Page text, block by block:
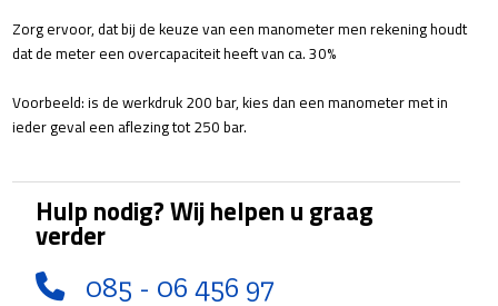
Zorg ervoor, dat bij de keuze van een manometer men rekening houdt
dat de meter een overcapaciteit heeft van ca. 30%
Voorbeeld: is de werkdruk 200 bar, kies dan een manometer met in
ieder geval een aflezing tot 250 bar.
Hulp nodig? Wij helpen u graag
verder
085 - 06 456 97